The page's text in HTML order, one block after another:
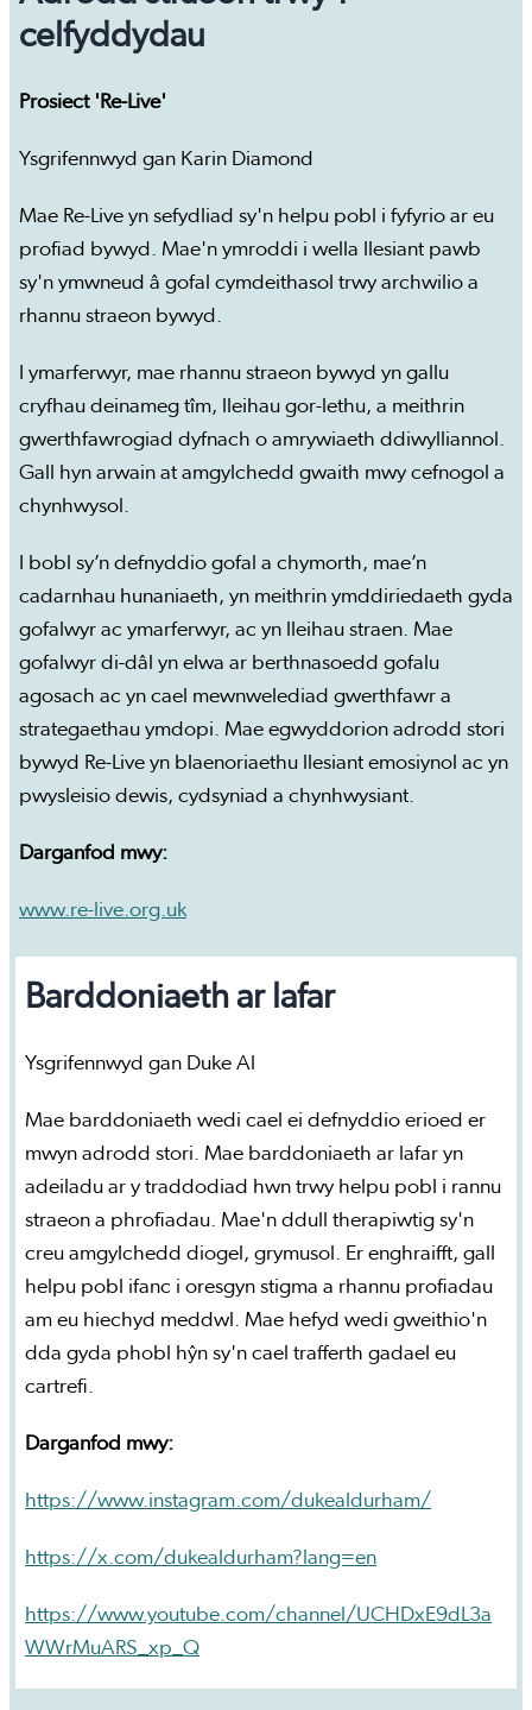
celfyddydau
Prosiect 'Re-Live'
Ysgrifennwyd gan Karin Diamond
Mae Re-Live yn sefydliad sy'n helpu pobl i fyfyrio ar eu
profiad bywyd. Mae'n ymroddi i wella llesiant pawb
sy'n ymwneud â gofal cymdeithasol trwy archwilio a
rhannu straeon bywyd.
I ymarferwyr, mae rhannu straeon bywyd yn gallu
cryfhau deinameg tîm, lleihau gor-lethu, a meithrin
gwerthfawrogiad dyfnach o amrywiaeth ddiwylliannol.
Gall hyn arwain at amgylchedd gwaith mwy cefnogol a
chynhwysol.
I bobl sy’n defnyddio gofal a chymorth, mae’n
cadarnhau hunaniaeth, yn meithrin ymddiriedaeth gyda
gofalwyr ac ymarferwyr, ac yn lleihau straen. Mae
gofalwyr di-dâl yn elwa ar berthnasoedd gofalu
agosach ac yn cael mewnwelediad gwerthfawr a
strategaethau ymdopi. Mae egwyddorion adrodd stori
bywyd Re-Live yn blaenoriaethu llesiant emosiynol ac yn
pwysleisio dewis, cydsyniad a chynhwysiant.
Darganfod mwy:
www.re-live.org.uk
Barddoniaeth ar lafar
Ysgrifennwyd gan Duke Al
Mae barddoniaeth wedi cael ei defnyddio erioed er
mwyn adrodd stori. Mae barddoniaeth ar lafar yn
adeiladu ar y traddodiad hwn trwy helpu pobl i rannu
straeon a phrofiadau. Mae'n ddull therapiwtig sy'n
creu amgylchedd diogel, grymusol. Er enghraifft, gall
helpu pobl ifanc i oresgyn stigma a rhannu profiadau
am eu hiechyd meddwl. Mae hefyd wedi gweithio'n
dda gyda phobl hŷn sy'n cael trafferth gadael eu
cartrefi.
Darganfod mwy:
https://www.instagram.com/dukealdurham/
https://x.com/dukealdurham?lang=en
https://www.youtube.com/channel/UCHDxE9dL3a
WWrMuARS_xp_Q